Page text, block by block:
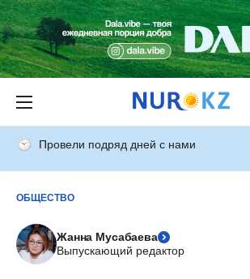
Провели подряд дней с нами
ОБЩЕСТВО
Жанна Мусабаева
Выпускающий редактор